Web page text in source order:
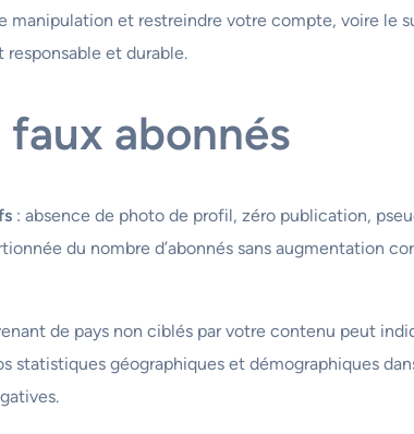
et restreindre votre compte, voire le
et durable.
faux abonnés
: absence de photo de profil, zéro publication,
du nombre d’abonnés sans augmentation
de pays non ciblés par votre contenu peut
géographiques et démographiques